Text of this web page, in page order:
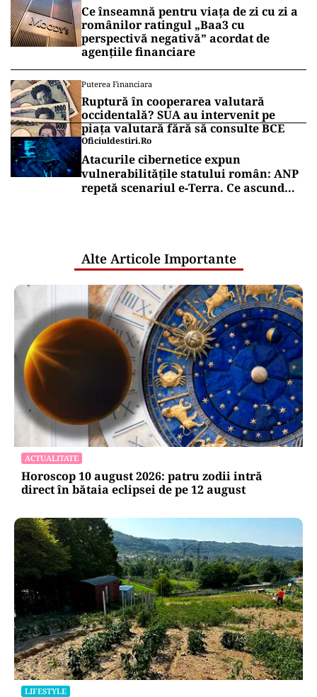
Ce înseamnă pentru viața de zi cu zi a
românilor ratingul „Baa3 cu
perspectivă negativă” acordat de
agențiile financiare
Puterea Financiara
Ruptură în cooperarea valutară
occidentală? SUA au intervenit pe
piața valutară fără să consulte BCE
Oficiuldestiri.ro
Atacurile cibernetice expun
vulnerabilitățile statului român: ANP
repetă scenariul e‑Terra. Ce ascund
Alte Articole Importante
ACTUALITATE
Horoscop 10 august 2026: patru zodii intră
direct în bătaia eclipsei de pe 12 august
LIFESTYLE